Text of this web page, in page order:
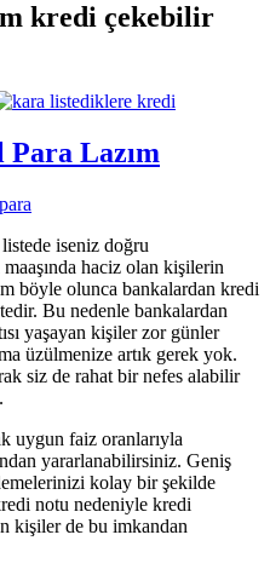
kredi çekebilir
Lazım
iseniz doğru
haciz olan kişilerin
böyle olunca bankalardan kredi
Bu nedenle bankalardan
yaşayan kişiler zor günler
üzülmenize artık gerek yok.
siz de rahat bir nefes alabilir
uygun faiz oranlarıyla
yararlanabilirsiniz. Geniş
kolay bir şekilde
notu nedeniyle kredi
kişiler de bu imkandan